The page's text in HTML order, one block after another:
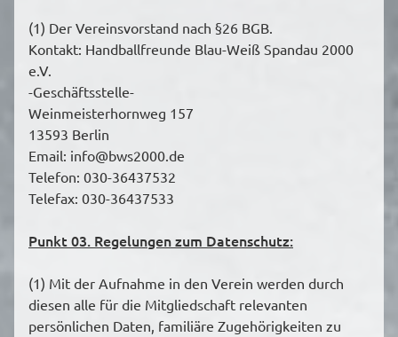
(1) Der Vereinsvorstand nach §26 BGB.
Kontakt: Handballfreunde Blau-Weiß Spandau 2000
e.V.
-Geschäftsstelle-
Weinmeisterhornweg 157
13593 Berlin
Email: info@bws2000.de
Telefon: 030-36437532
Telefax: 030-36437533
Punkt 03. Regelungen zum Datenschutz:
(1) Mit der Aufnahme in den Verein werden durch
diesen alle für die Mitgliedschaft relevanten
persönlichen Daten, familiäre Zugehörigkeiten zu